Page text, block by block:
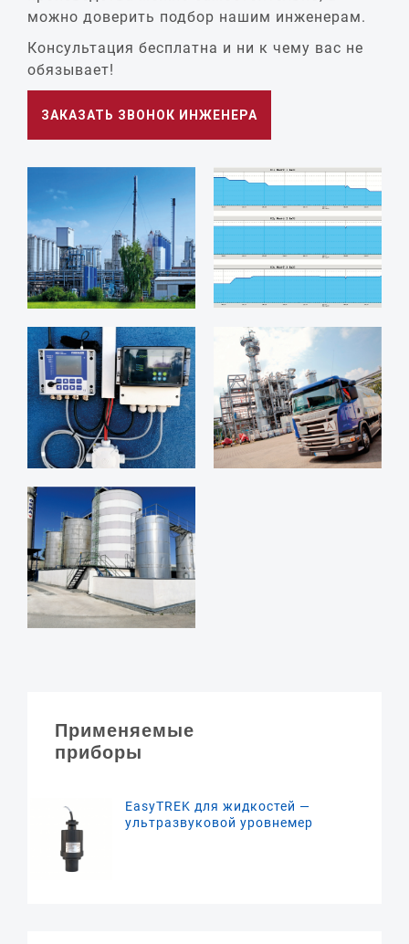
можно доверить подбор нашим инженерам.
Консультация бесплатна и ни к чему вас не
обязывает!
ЗАКАЗАТЬ ЗВОНОК ИНЖЕНЕРА
Применяемые
приборы
EasyTREK для жидкостей —
ультразвуковой уровнемер